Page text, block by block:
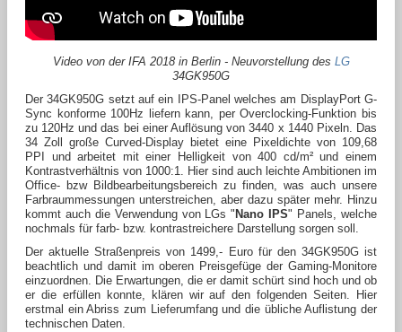
Video von der IFA 2018 in Berlin - Neuvorstellung des LG
34GK950G
Der 34GK950G setzt auf ein IPS-Panel welches am DisplayPort G-
Sync konforme 100Hz liefern kann, per Overclocking-Funktion bis
zu 120Hz und das bei einer Auflösung von 3440 x 1440 Pixeln. Das
34 Zoll große Curved-Display bietet eine Pixeldichte von 109,68
PPI und arbeitet mit einer Helligkeit von 400 cd/m² und einem
Kontrastverhältnis von 1000:1. Hier sind auch leichte Ambitionen im
Office- bzw Bildbearbeitungsbereich zu finden, was auch unsere
Farbraummessungen unterstreichen, aber dazu später mehr. Hinzu
kommt auch die Verwendung von LGs " Nano IPS" Panels, welche
nochmals für farb- bzw. kontrastreichere Darstellung sorgen soll.
Der aktuelle Straßenpreis von 1499,- Euro für den 34GK950G ist
beachtlich und damit im oberen Preisgefüge der Gaming-Monitore
einzuordnen. Die Erwartungen, die er damit schürt sind hoch und ob
er die erfüllen konnte, klären wir auf den folgenden Seiten. Hier
erstmal ein Abriss zum Lieferumfang und die übliche Auflistung der
technischen Daten.